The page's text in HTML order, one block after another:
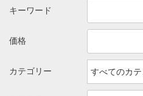
キーワード
価格
カテゴリー